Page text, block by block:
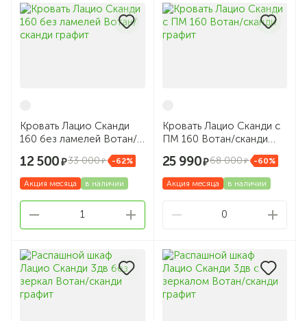
Кровать Лацио Сканди
160 без ламелей Вотан/
12 500 33 000 -62%
Акция месяца в наличии
1
Кровать Лацио Сканди с
ПМ 160 Вотан/сканди
25 990 68 000 -60%
Акция месяца в наличии
0